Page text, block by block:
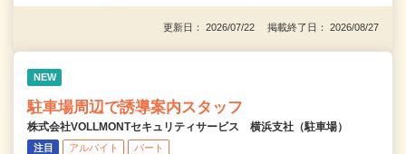
更新日： 2026/07/22 掲載終了日： 2026/08/27
NEW
駐車場周辺で誘導案内スタッフ
株式会社VOLLMONTセキュリティサービス 横浜支社（駐車場）
注目 アルバイト パート